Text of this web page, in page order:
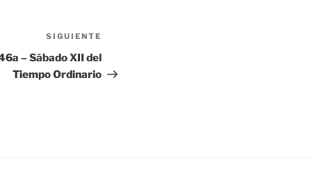
entrada
SIGUIENTE
– Sábado XII del
Tiempo Ordinario